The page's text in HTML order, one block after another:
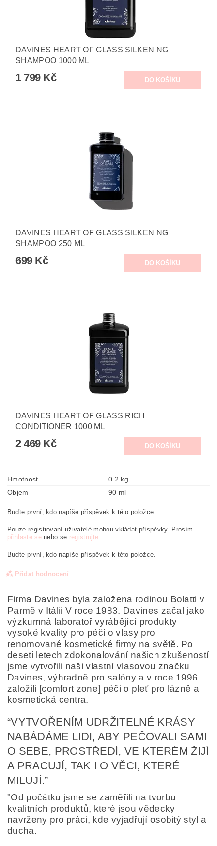
DAVINES HEART OF GLASS SILKENING
SHAMPOO 1000 ML
1 799 Kč
DAVINES HEART OF GLASS SILKENING
SHAMPOO 250 ML
699 Kč
DAVINES HEART OF GLASS RICH
CONDITIONER 1000 ML
2 469 Kč
Hmotnost
0.2 kg
Objem
90 ml
Buďte první, kdo napíše příspěvek k této položce.
Pouze registrovaní uživatelé mohou vkládat příspěvky. Prosím
přihlaste senebo se registrujte.
Buďte první, kdo napíše příspěvek k této položce.
Přidat hodnocení
Odesláním formuláře/objednávky vyjadřujete souhlas
se zpracováním osobních údajů v souladu s definicí
ochrany osobních údajů .
Firma Davines byla založena rodinou Bolatti v
Parmě v Itálii V roce 1983. Davines začal jako
výzkumná laboratoř vyrábějící produkty
vysoké kvality pro péči o vlasy pro
renomované kosmetické firmy na světě. Po
deseti letech zdokonalování našich zkušeností
jsme vytvořili naši vlastní vlasovou značku
Davines, výhradně pro salóny a v roce 1996
založili [comfort zone] péči o pleť pro lázně a
kosmetická centra.
“VYTVOŘENÍM UDRŽITELNÉ KRÁSY
NABÁDÁME LIDI, ABY PEČOVALI SAMI
O SEBE, PROSTŘEDÍ, VE KTERÉM ŽIJÍ
A PRACUJÍ, TAK I O VĚCI, KTERÉ
MILUJÍ.”
"Od počátku jsme se zaměřili na tvorbu
kvalitních produktů, které jsou vědecky
navrženy pro práci, kde vyjadřují osobitý styl a
ducha.